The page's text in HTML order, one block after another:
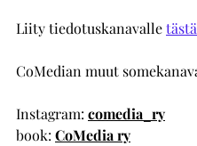
Liity tiedotuskanavalle
CoMedian muut
Instagram: comedia_ry
book: CoMedia ry